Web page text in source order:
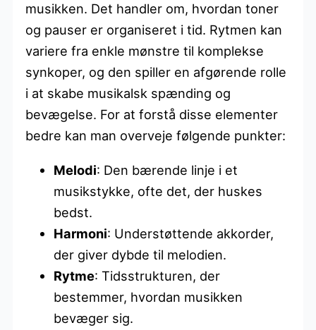
musikken. Det handler om, hvordan toner
og pauser er organiseret i tid. Rytmen kan
variere fra enkle mønstre til komplekse
synkoper, og den spiller en afgørende rolle
i at skabe musikalsk spænding og
bevægelse. For at forstå disse elementer
bedre kan man overveje følgende punkter:
Melodi: Den bærende linje i et
musikstykke, ofte det, der huskes
bedst.
Harmoni: Understøttende akkorder,
der giver dybde til melodien.
Rytme: Tidsstrukturen, der
bestemmer, hvordan musikken
bevæger sig.